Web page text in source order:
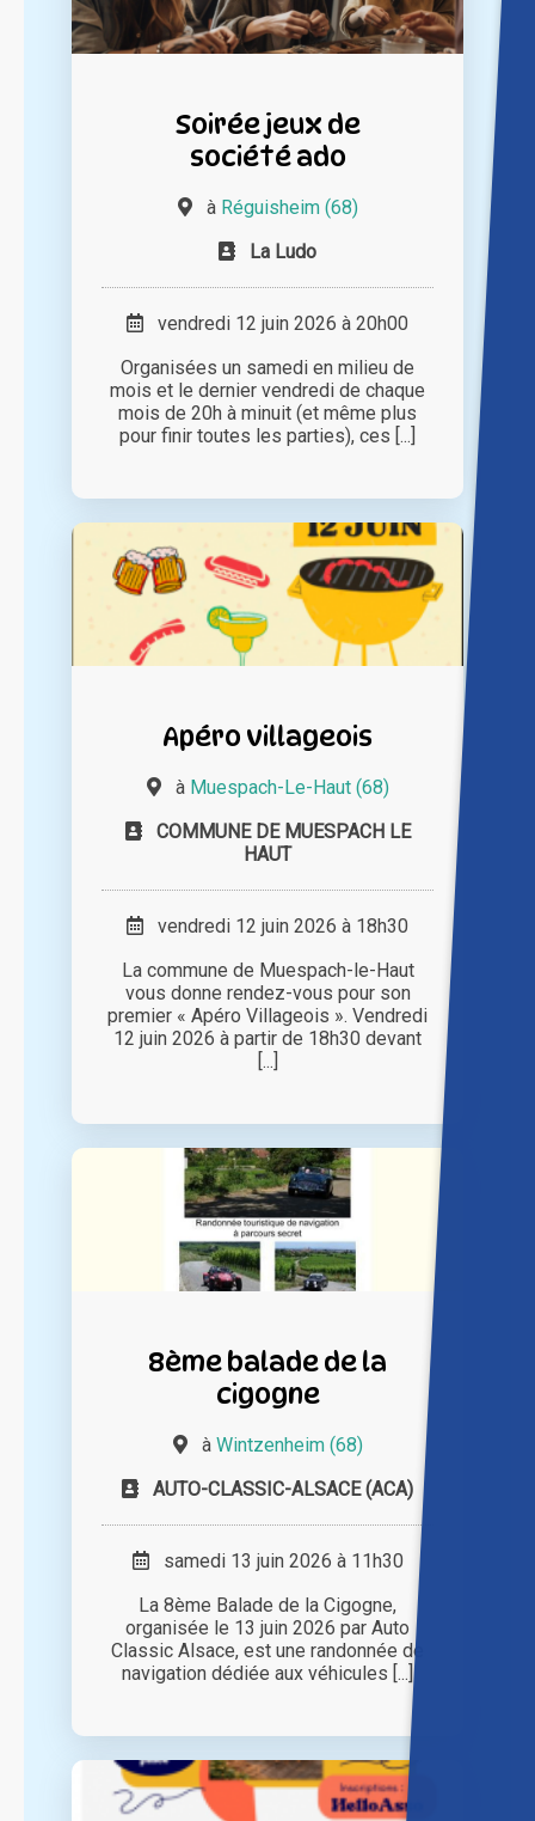
Soirée jeux de
société ado
à Réguisheim (68)
La Ludo
vendredi 12 juin 2026 à 20h00
Organisées un samedi en milieu de
mois et le dernier vendredi de chaque
mois de 20h à minuit (et même plus
pour finir toutes les parties), ces [...]
Apéro villageois
à Muespach-Le-Haut (68)
COMMUNE DE MUESPACH LE
HAUT
vendredi 12 juin 2026 à 18h30
La commune de Muespach-le-Haut
vous donne rendez-vous pour son
premier « Apéro Villageois ». Vendredi
12 juin 2026 à partir de 18h30 devant
[...]
8ème balade de la
cigogne
à Wintzenheim (68)
AUTO-CLASSIC-ALSACE (ACA)
samedi 13 juin 2026 à 11h30
La 8ème Balade de la Cigogne,
organisée le 13 juin 2026 par Auto
Classic Alsace, est une randonnée de
navigation dédiée aux véhicules [...]